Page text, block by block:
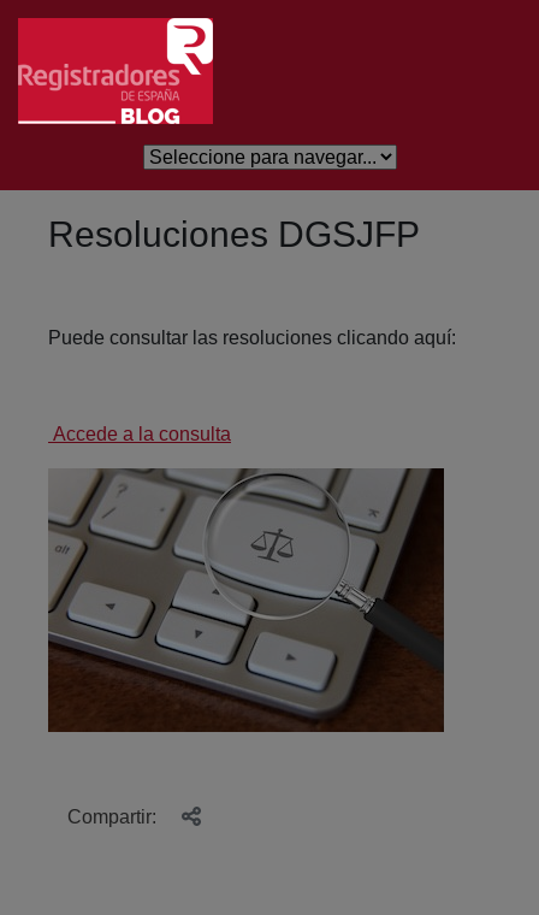
Salta al contingut principal
Resoluciones DGSJFP
Puede consultar las resoluciones clicando aquí:
Accede a la consulta
Compartir: